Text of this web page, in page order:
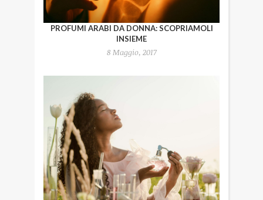
PROFUMI ARABI DA DONNA: SCOPRIAMOLI
INSIEME
8 Maggio, 2017